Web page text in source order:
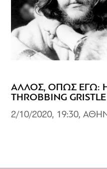
ΑΛΛΟΣ, ΟΠΩΣ ΕΓΩ:
THROBBING
2/10/2020, 19:30,